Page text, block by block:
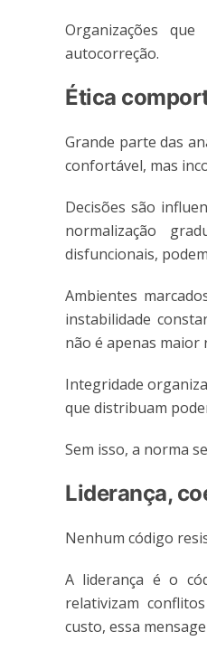
Organizações
autocorreção.
Ética
Grande parte das
confortável, mas
Decisões são
normalização
disfuncionais,
Ambientes
instabilidade
não é apenas maior
Integridade
que distribuam
Sem isso, a norma
Liderança,
Nenhum código
A liderança é o
relativizam
custo, essa